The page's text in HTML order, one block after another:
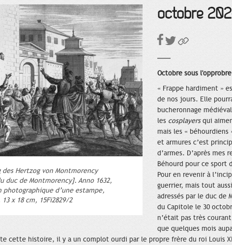
des Hertzog von Montmorency
duc de Montmorency]. Anno 1632,
photographique d’une estampe,
x 18 cm, 15Fi2829/2
octobre
Octobre sous l'opprobre
« Frappe hardiment »
de nos jours. Elle
bucheronnage
les cosplayersqui
mais les «
et armures c’est
d’armes. D’après
Béhourd pour ce sport
Pour en revenir à
guerrier, mais tout
adressés par le duc de
du Capitole le 30
n’était pas très
que quelques mois
cette histoire, il y a un complot ourdi par le propre frère du roi Louis